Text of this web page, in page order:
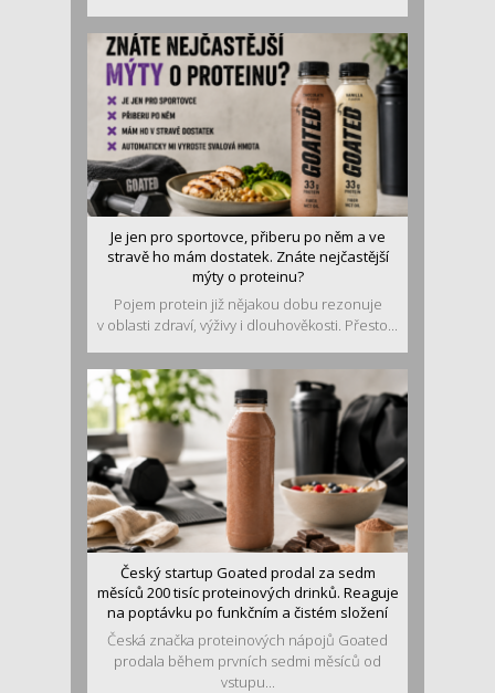
Je jen pro sportovce, přiberu po něm a ve
stravě ho mám dostatek. Znáte nejčastější
mýty o proteinu?
Pojem protein již nějakou dobu rezonuje
v oblasti zdraví, výživy i dlouhověkosti. Přesto...
Český startup Goated prodal za sedm
měsíců 200 tisíc proteinových drinků. Reaguje
na poptávku po funkčním a čistém složení
Česká značka proteinových nápojů Goated
prodala během prvních sedmi měsíců od
vstupu...